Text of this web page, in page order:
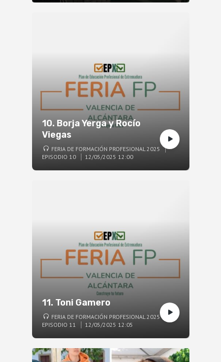
10. Borja Yerga y Rocío
Viegas
FERIA DE FORMACIÓN PROFESIONAL 2025
EPISODIO 10
12/05/2025 12:00
11. Toni Gamero
FERIA DE FORMACIÓN PROFESIONAL 2025
EPISODIO 11
12/05/2025 12:05